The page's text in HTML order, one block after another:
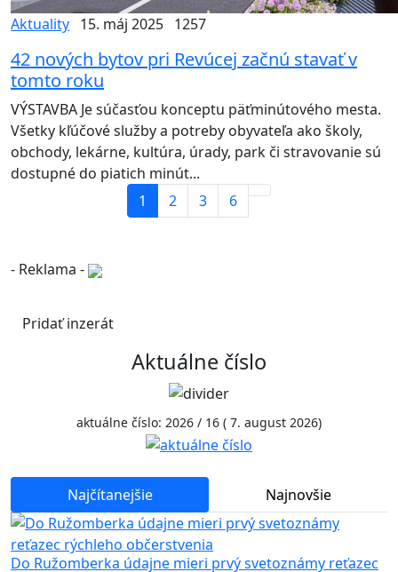
Aktuality 15. máj 2025 1257
42 nových bytov pri Revúcej začnú stavať v
tomto roku
VÝSTAVBA Je súčasťou konceptu päťminútového mesta.
Všetky kľúčové služby a potreby obyvateľa ako školy,
obchody, lekárne, kultúra, úrady, park či stravovanie sú
dostupné do piatich minút...
1
2 3 6
- Reklama -
Pridať inzerát
Aktuálne číslo
aktuálne číslo: 2026 / 16 ( 7. august 2026)
Najčítanejšie Najnovšie
Do Ružomberka údajne mieri prvý svetoznámy reťazec